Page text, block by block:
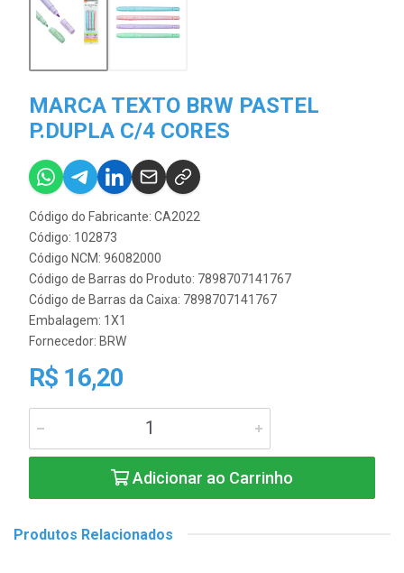
MARCA TEXTO BRW PASTEL
P.DUPLA C/4 CORES
Código do Fabricante: CA2022
Código: 102873
Código NCM: 96082000
Código de Barras do Produto: 7898707141767
Código de Barras da Caixa: 7898707141767
Embalagem: 1X1
Fornecedor: BRW
R$ 16,20
Adicionar ao Carrinho
Produtos Relacionados